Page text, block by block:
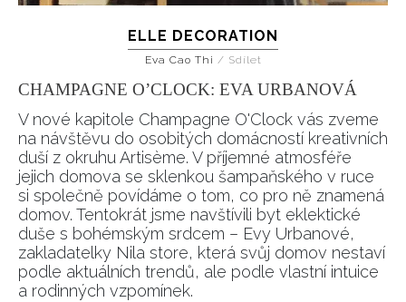
ELLE DECORATION
Eva Cao Thi / Sdílet
CHAMPAGNE O’CLOCK: EVA URBANOVÁ
V nové kapitole Champagne O'Clock vás zveme
na návštěvu do osobitých domácností kreativních
duší z okruhu Artisème. V příjemné atmosféře
jejich domova se sklenkou šampaňského v ruce
si společně povídáme o tom, co pro ně znamená
domov. Tentokrát jsme navštívili byt eklektické
duše s bohémským srdcem – Evy Urbanové,
zakladatelky Nila store, která svůj domov nestaví
podle aktuálních trendů, ale podle vlastní intuice
a rodinných vzpomínek.